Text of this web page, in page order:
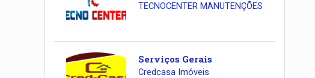
TECNOCENTER MANUTENÇÕES
Serviços Gerais
Credcasa Imóveis